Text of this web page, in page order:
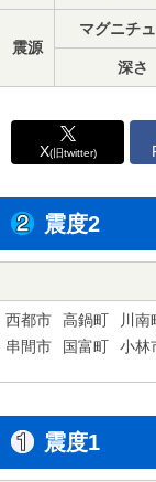
震源
マグニチ
深さ
X(旧twitter)
震度2
西都市 高鍋町 川南
串間市
国富町 小林
震度1